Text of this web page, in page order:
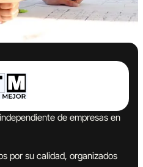
de empresas en
por su calidad, organizados